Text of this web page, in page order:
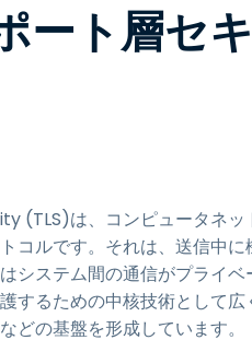
ート層セ
(TLS)は、コンピュータネッ
コルです。それは、送信中
システム間の通信がプライ
するための中核技術として
どの基盤を形成しています。